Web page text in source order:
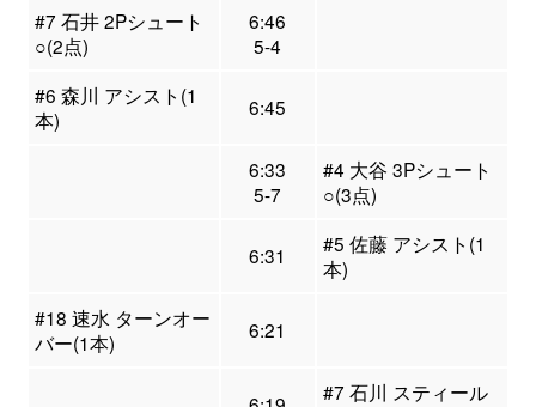
#7 石井 2Pシュート
○(2点)
6:46
5-4
#6 森川 アシスト(1
本)
6:45
6:33
5-7
#4 大谷 3Pシュート
○(3点)
6:31
#5 佐藤 アシスト(1
本)
#18 速水 ターンオー
バー(1本)
6:21
#7 石川 スティール